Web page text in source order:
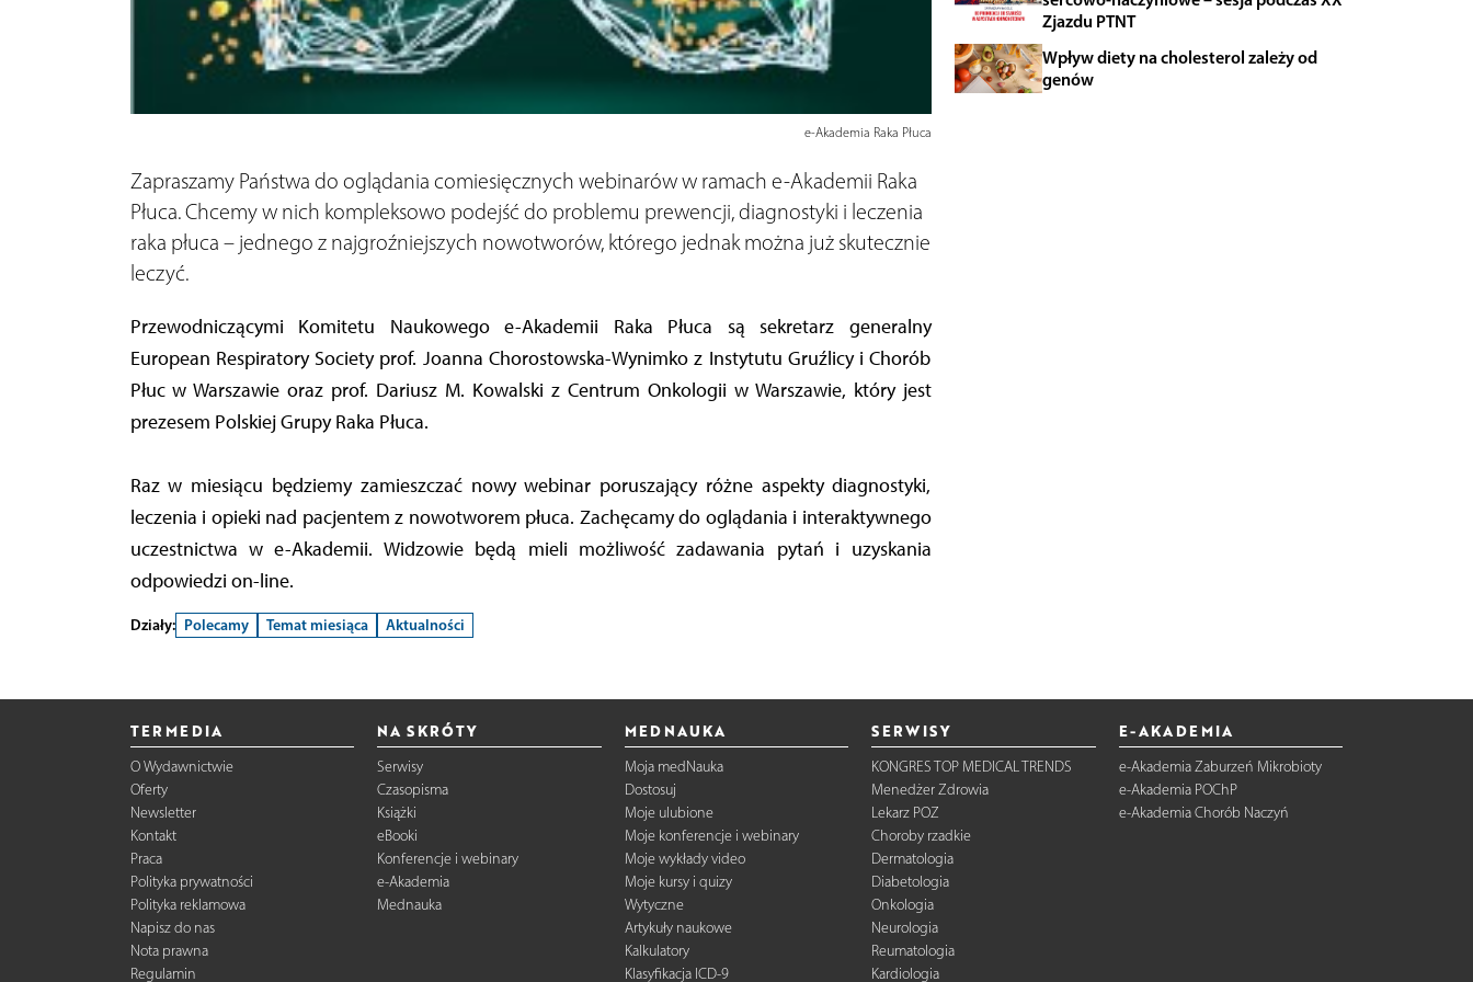
e-Akademia Raka Płuca
Zapraszamy Państwa do oglądania comiesięcznych webinarów w ramach e-Akademii Raka
Płuca. Chcemy w nich kompleksowo podejść do problemu prewencji, diagnostyki i leczenia
raka płuca – jednego z najgroźniejszych nowotworów, którego jednak można już skutecznie
leczyć.
Przewodniczącymi Komitetu Naukowego e-Akademii Raka Płuca są sekretarz generalny
European Respiratory Society prof. Joanna Chorostowska-Wynimko z Instytutu Gruźlicy i Chorób
Płuc w Warszawie oraz prof. Dariusz M. Kowalski z Centrum Onkologii w Warszawie, który jest
prezesem Polskiej Grupy Raka Płuca.
Raz w miesiącu będziemy zamieszczać nowy webinar poruszający różne aspekty diagnostyki,
leczenia i opieki nad pacjentem z nowotworem płuca. Zachęcamy do oglądania i interaktywnego
uczestnictwa w e-Akademii. Widzowie będą mieli możliwość zadawania pytań i uzyskania
odpowiedzi on-line.
Działy: Polecamy Temat miesiąca Aktualności
Zjazdu PTNT
Wpływ diety na cholesterol zależy od
genów
TERMEDIA
O Wydawnictwie
Oferty
Newsletter
Kontakt
Praca
Polityka prywatności
Polityka reklamowa
Napisz do nas
Nota prawna
Regulamin
NA SKRÓTY
Serwisy
Czasopisma
Książki
eBooki
Konferencje i webinary
e-Akademia
Mednauka
MEDNAUKA
Moja medNauka
Dostosuj
Moje ulubione
Moje konferencje i webinary
Moje wykłady video
Moje kursy i quizy
Wytyczne
Artykuły naukowe
Kalkulatory
Klasyfikacja ICD-9
SERWISY
KONGRES TOP MEDICAL TRENDS
Menedżer Zdrowia
Lekarz POZ
Choroby rzadkie
Dermatologia
Diabetologia
Onkologia
Neurologia
Reumatologia
Kardiologia
E-AKADEMIA
e-Akademia Zaburzeń Mikrobioty
e-Akademia POChP
e-Akademia Chorób Naczyń